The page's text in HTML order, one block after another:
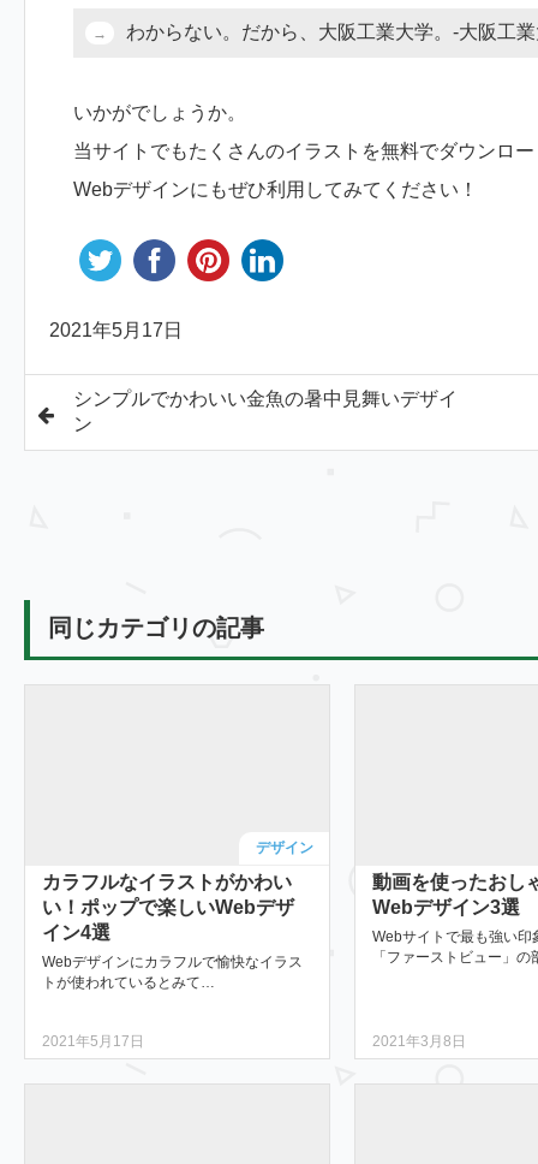
わからない。だから、大阪工業大学。-大阪工
いかがでしょうか。
当サイトでもたくさんのイラストを無料でダウンロ
Webデザインにもぜひ利用してみてください！
2021年5月17日
シンプルでかわいい金魚の暑中見舞いデザイ
ン
同じカテゴリの記事
デザイン
カラフルなイラストがかわい
い！ポップで楽しいWebデザ
イン4選
Webデザインにカラフルで愉快なイラス
トが使われているとみて…
2021年5月17日
動画を使ったおし
Webデザイン3選
Webサイトで最も強い印
「ファーストビュー」
2021年3月8日